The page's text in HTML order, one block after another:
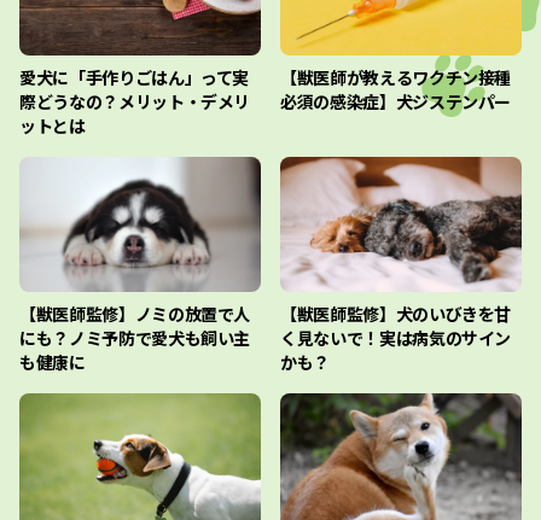
愛犬に「手作りごはん」って実
際どうなの？メリット・デメリ
ットとは
【獣医師が教えるワクチン接種
必須の感染症】犬ジステンパー
【獣医師監修】ノミの放置で人
にも？ノミ予防で愛犬も飼い主
も健康に
【獣医師監修】犬のいびきを甘
く見ないで！実は病気のサイン
かも？